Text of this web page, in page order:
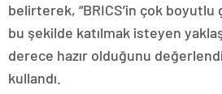
belirterek, “BRICS’in çok
bu şekilde katılmak isteyen
derece hazır olduğunu
kullandı.